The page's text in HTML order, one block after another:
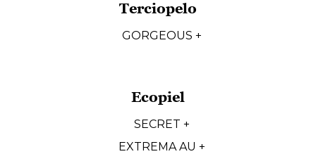
Terciopelo
GORGEOUS +
Ecopiel
SECRET +
EXTREMA AU +